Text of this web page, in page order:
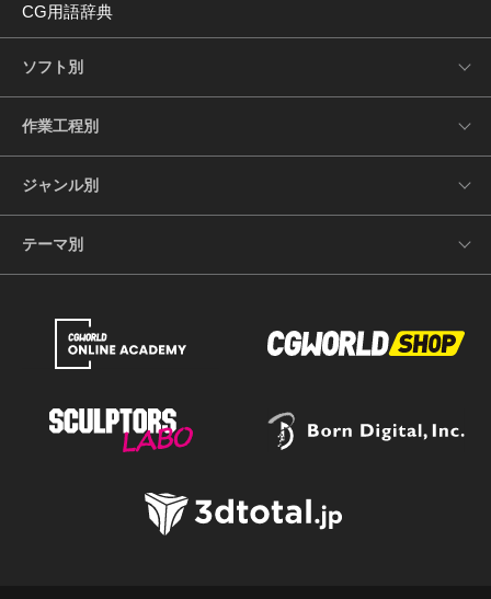
CG用語辞典
ソフト別
作業工程別
ジャンル別
テーマ別